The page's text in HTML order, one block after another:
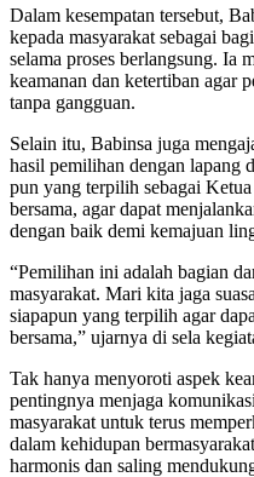
Dalam kesempatan tersebut,
kepada masyarakat sebagai
selama proses berlangsung. Ia
keamanan dan ketertiban agar
tanpa gangguan.
Selain itu, Babinsa juga
hasil pemilihan dengan lapang
pun yang terpilih sebagai
bersama, agar dapat
dengan baik demi kemajuan
“Pemilihan ini adalah bagian
masyarakat. Mari kita jaga
siapapun yang terpilih agar
bersama,” ujarnya di sela
Tak hanya menyoroti aspek
pentingnya menjaga
masyarakat untuk terus
dalam kehidupan
harmonis dan saling